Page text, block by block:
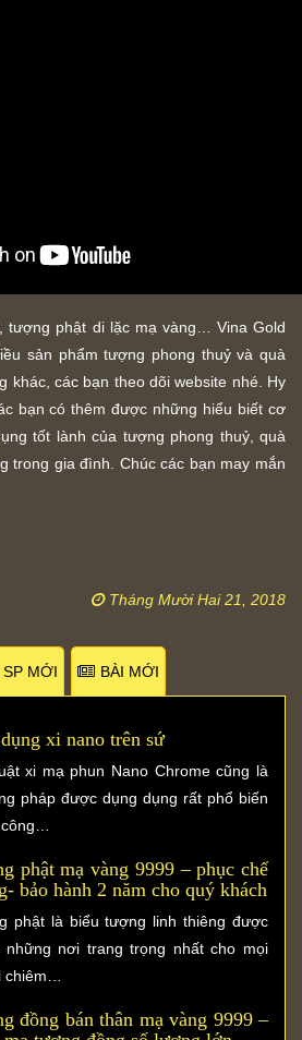
tượng phật di lặc mạ vàng… Vina Gold
sản phẩm tượng phong thuỷ và quà
khác, các bạn theo dõi website nhé. Hy
bạn có thêm được những hiểu biết cơ
tốt lành của tượng phong thuỷ, quà
trong gia đình. Chúc các bạn may mắn
Tháng Mười Hai 21, 2018
SP MỚI BÀI MỚI
xi nano trên sứ
xi mạ phun Nano Chrome cũng là
pháp được dụng dụng rất phổ biến
phật mạ vàng 9999 – phục chế
bảo hành 2 năm cho quý khách
phật là biểu tượng linh thiêng được
nơi trang trọng nhất cho mọi
chiêm…
đồng bán thân mạ vàng 9999 –